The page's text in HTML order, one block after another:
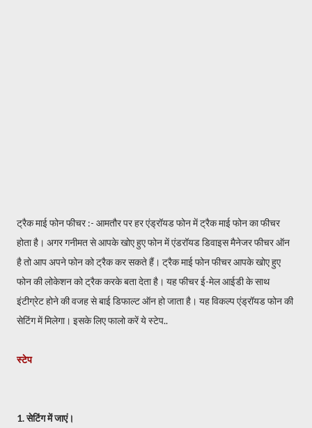
ट्रैक माई फोन फीचर :- आमतौर पर हर एंड्रॉयड फोन में ट्रैक माई फोन का फीचर
होता है। अगर गनीमत से आपके खोए हुए फोन में एंडरॉयड डिवाइस मैनेजर फीचर ऑन
है तो आप अपने फोन को ट्रैक कर सकते हैं। ट्रैक माई फोन फीचर आपके खोए हुए
फोन की लोकेशन को ट्रैक करके बता देता है। यह फीचर ई-मेल आईडी के साथ
इंटीग्रेट होने की वजह से बाई डिफाल्ट ऑन हो जाता है। यह विकल्प एंड्रॉयड फोन की
सेटिंग में मिलेगा। इसके लिए फालो करें ये स्टेप..
स्टेप
1. सेटिंग में जाएं।